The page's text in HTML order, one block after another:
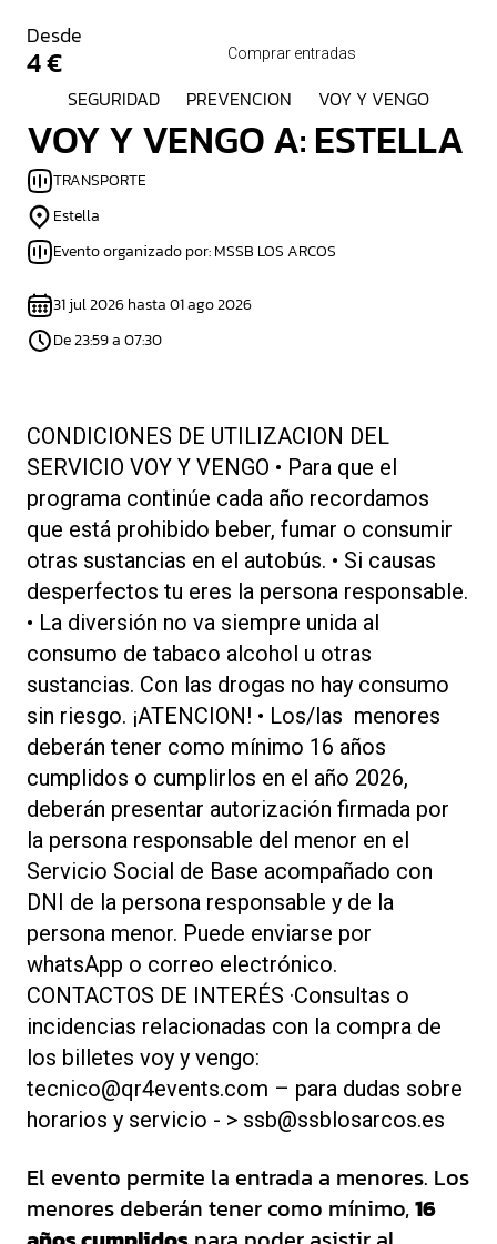
Desde
4 € Comprar entradas
SEGURIDAD PREVENCION VOY Y VENGO
VOY Y VENGO A: ESTELLA
TRANSPORTE
Estella
Evento organizado por: MSSB LOS ARCOS
31 jul 2026 hasta 01 ago 2026
De 23:59 a 07:30
CONDICIONES DE UTILIZACION DEL
SERVICIO VOY Y VENGO • Para que el
programa continúe cada año recordamos
que está prohibido beber, fumar o consumir
otras sustancias en el autobús. • Si causas
desperfectos tu eres la persona responsable.
• La diversión no va siempre unida al
consumo de tabaco alcohol u otras
sustancias. Con las drogas no hay consumo
sin riesgo. ¡ATENCION! • Los/las menores
deberán tener como mínimo 16 años
cumplidos o cumplirlos en el año 2026,
deberán presentar autorización firmada por
la persona responsable del menor en el
Servicio Social de Base acompañado con
DNI de la persona responsable y de la
persona menor. Puede enviarse por
whatsApp o correo electrónico.
CONTACTOS DE INTERÉS ·Consultas o
incidencias relacionadas con la compra de
los billetes voy y vengo:
tecnico@qr4events.com – para dudas sobre
horarios y servicio - > ssb@ssblosarcos.es
El evento permite la entrada a menores. Los
menores deberán tener como mínimo,16